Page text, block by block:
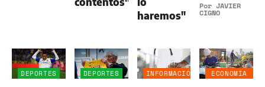
haremos"
PorJAVIER
CIGNO
DEPORTES DEPORTES
INFORMACIÓN
ECONOMÍA